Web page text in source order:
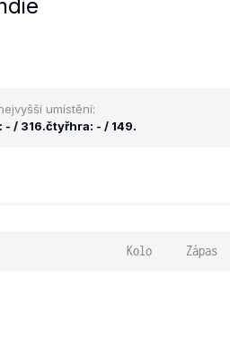
umístění:
- / 316.čtyřhra: - / 149.
Kolo Zápas